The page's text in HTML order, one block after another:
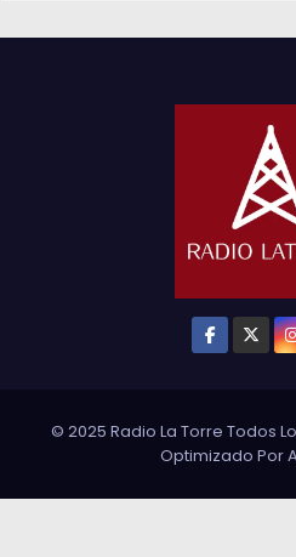
© 2025 Radio La Torre Todos
Optimizado Por